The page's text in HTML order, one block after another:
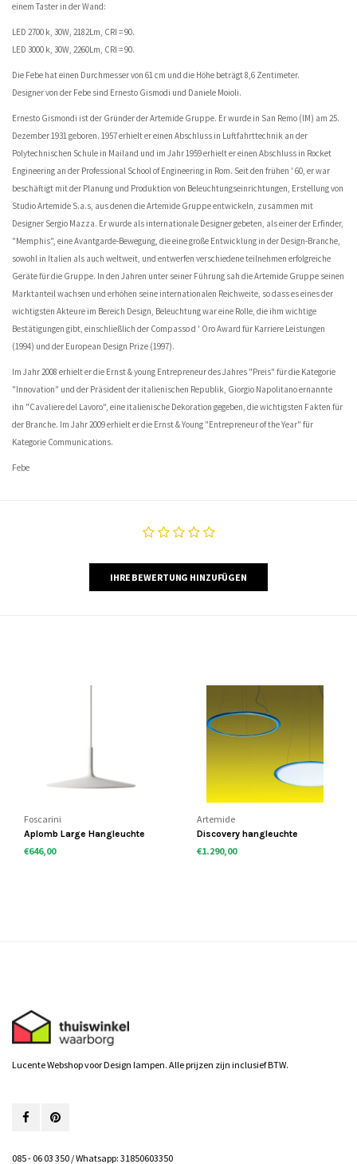
einem Taster in der Wand:
LED 2700 k, 30W, 2182Lm, CRI = 90.
LED 3000 k, 30W, 2260Lm, CRI = 90.
Die Febe hat einen Durchmesser von 61 cm und die Höhe beträgt 8,6 Zentimeter.
Designer von der Febe sind Ernesto Gismodi und Daniele Moioli.
Ernesto Gismondi ist der Gründer der Artemide Gruppe. Er wurde in San Remo (IM) am 25.
Dezember 1931 geboren. 1957 erhielt er einen Abschluss in Luftfahrttechnik an der
Polytechnischen Schule in Mailand und im Jahr 1959 erhielt er einen Abschluss in Rocket
Engineering an der Professional School of Engineering in Rom. Seit den frühen ' 60, er war
beschäftigt mit der Planung und Produktion von Beleuchtungseinrichtungen, Erstellung von
Studio Artemide S.a.s, aus denen die Artemide Gruppe entwickeln, zusammen mit
Designer Sergio Mazza. Er wurde als internationale Designer gebeten, als einer der Erfinder,
"Memphis", eine Avantgarde-Bewegung, die eine große Entwicklung in der Design-Branche,
sowohl in Italien als auch weltweit, und entwerfen verschiedene teilnehmen erfolgreiche
Geräte für die Gruppe. In den Jahren unter seiner Führung sah die Artemide Gruppe seinen
Marktanteil wachsen und erhöhen seine internationalen Reichweite, so dass es eines der
wichtigsten Akteure im Bereich Design, Beleuchtung war eine Rolle, die ihm wichtige
Bestätigungen gibt, einschließlich der Compasso d ' Oro Award für Karriere Leistungen
(1994) und der European Design Prize (1997).
Im Jahr 2008 erhielt er die Ernst & young Entrepreneur des Jahres "Preis" für die Kategorie
"Innovation" und der Präsident der italienischen Republik, Giorgio Napolitano ernannte
ihn "Cavaliere del Lavoro", eine italienische Dekoration gegeben, die wichtigsten Fakten für
der Branche. Im Jahr 2009 erhielt er die Ernst & Young "Entrepreneur of the Year" für
Kategorie Communications.
Febe
IHRE BEWERTUNG HINZUFÜGEN
Foscarini
Aplomb Large Hangleuchte
€646,00
Artemide
Discovery hangleuchte
€1.290,00
Lucente Webshop voor Design lampen. Alle prijzen zijn inclusief BTW.
085 - 06 03 350 / Whatsapp: 31850603350